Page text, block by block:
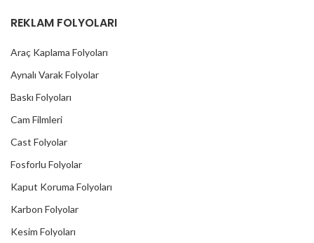
REKLAM FOLYOLARI
Araç Kaplama Folyoları
Aynalı Varak Folyolar
Baskı Folyoları
Cam Filmleri
Cast Folyolar
Fosforlu Folyolar
Kaput Koruma Folyoları
Karbon Folyolar
Kesim Folyoları